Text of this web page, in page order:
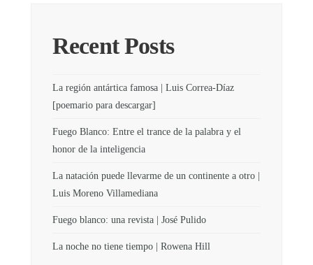
Recent Posts
La región antártica famosa | Luis Correa-Díaz
[poemario para descargar]
Fuego Blanco: Entre el trance de la palabra y el
honor de la inteligencia
La natación puede llevarme de un continente a otro |
Luis Moreno Villamediana
Fuego blanco: una revista | José Pulido
La noche no tiene tiempo | Rowena Hill